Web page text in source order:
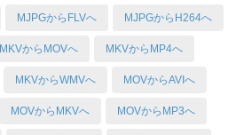
MJPGからFLVへ MJPGからH264へ
MKVからMOVへ MKVからMP4へ
MKVからWMVへ MOVからAVIへ
MOVからMKVへ MOVからMP3へ